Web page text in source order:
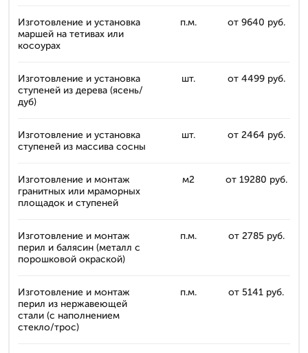
Изготовление и установка
маршей на тетивах или
косоурах
п.м. от 9640 руб.
Изготовление и установка
ступеней из дерева (ясень/
дуб)
шт. от 4499 руб.
Изготовление и установка
ступеней из массива сосны
шт. от 2464 руб.
Изготовление и монтаж
гранитных или мраморных
площадок и ступеней
м2 от 19280 руб.
Изготовление и монтаж
перил и балясин (металл с
порошковой окраской)
п.м. от 2785 руб.
Изготовление и монтаж
перил из нержавеющей
стали (с наполнением
стекло/трос)
п.м. от 5141 руб.